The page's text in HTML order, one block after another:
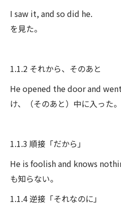
I saw it, and so did he. 私
を見た。
1.1.2 それから、そのあと
He opened the door and
け、（そのあと）中に入った。
1.1.3 順接「だから」
He is foolish and knows
も知らない。
1.1.4 逆接「それなのに」